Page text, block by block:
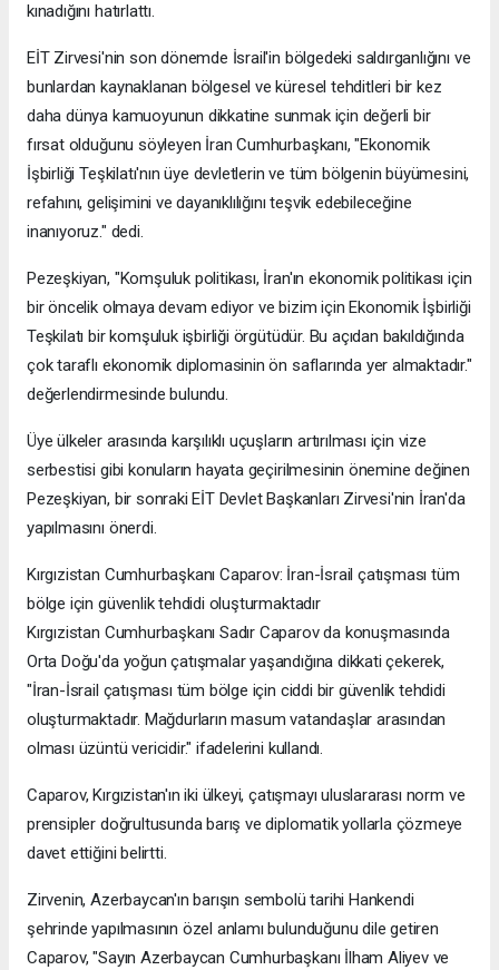
kınadığını hatırlattı.
EİT Zirvesi'nin son dönemde İsrail'in bölgedeki saldırganlığını ve
bunlardan kaynaklanan bölgesel ve küresel tehditleri bir kez
daha dünya kamuoyunun dikkatine sunmak için değerli bir
fırsat olduğunu söyleyen İran Cumhurbaşkanı, "Ekonomik
İşbirliği Teşkilatı'nın üye devletlerin ve tüm bölgenin büyümesini,
refahını, gelişimini ve dayanıklılığını teşvik edebileceğine
inanıyoruz." dedi.
Pezeşkiyan, "Komşuluk politikası, İran'ın ekonomik politikası için
bir öncelik olmaya devam ediyor ve bizim için Ekonomik İşbirliği
Teşkilatı bir komşuluk işbirliği örgütüdür. Bu açıdan bakıldığında
çok taraflı ekonomik diplomasinin ön saflarında yer almaktadır."
değerlendirmesinde bulundu.
Üye ülkeler arasında karşılıklı uçuşların artırılması için vize
serbestisi gibi konuların hayata geçirilmesinin önemine değinen
Pezeşkiyan, bir sonraki EİT Devlet Başkanları Zirvesi'nin İran'da
yapılmasını önerdi. ​​​​​​
Kırgızistan Cumhurbaşkanı Caparov: İran-İsrail çatışması tüm
bölge için güvenlik tehdidi oluşturmaktadır
Kırgızistan Cumhurbaşkanı Sadır Caparov da konuşmasında
Orta Doğu'da yoğun çatışmalar yaşandığına dikkati çekerek,
"İran-İsrail çatışması tüm bölge için ciddi bir güvenlik tehdidi
oluşturmaktadır. Mağdurların masum vatandaşlar arasından
olması üzüntü vericidir." ifadelerini kullandı.
Caparov, Kırgızistan'ın iki ülkeyi, çatışmayı uluslararası norm ve
prensipler doğrultusunda barış ve diplomatik yollarla çözmeye
davet ettiğini belirtti.
Zirvenin, Azerbaycan'ın barışın sembolü tarihi Hankendi
şehrinde yapılmasının özel anlamı bulunduğunu dile getiren
Caparov, "Sayın Azerbaycan Cumhurbaşkanı İlham Aliyev ve